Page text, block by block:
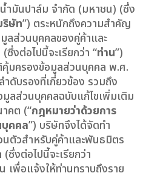
ปาล์ม จำกัด (มหาชน) (ซึ่ง
ษัท”) ตระหนักถึงความสำคัญ
ลส่วนบุคคลของคู่ค้าและ
งต่อไปนี้จะเรียกว่า “ท่าน”)
มครองข้อมูลส่วนบุคคล พ.ศ.
ดับรองที่เกี่ยวข้อง รวมถึง
ลส่วนบุคคลฉบับแก้ไขเพิ่มเติม
คต (“กฎหมายว่าด้วยการ
คคล”) บริษัทจึงได้จัดทำ
นตัวสำหรับคู่ค้าและพันธมิตร
ซึ่งต่อไปนี้จะเรียกว่า
เพื่อแจ้งให้ท่านทราบถึงราย